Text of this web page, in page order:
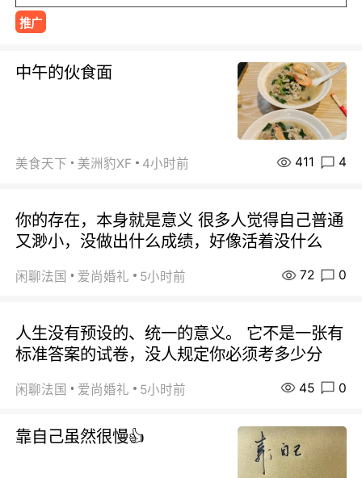
推广
中午的伙食面
美食天下 美洲豹XF 4小时前 411 4
你的存在，本身就是意义 很多人觉得自己普通
又渺小，没做出什么成绩，好像活着没什么
闲聊法国 爱尚婚礼 5小时前 72 0
人生没有预设的、统一的意义。 它不是一张有
标准答案的试卷，没人规定你必须考多少分
闲聊法国 爱尚婚礼 5小时前 45 0
靠自己虽然很慢👍